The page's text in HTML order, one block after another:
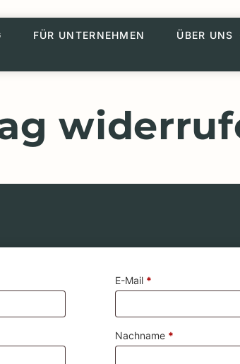
FÜR UNTERNEHMEN ÜBER UNS
E-Mail *
Nachname *